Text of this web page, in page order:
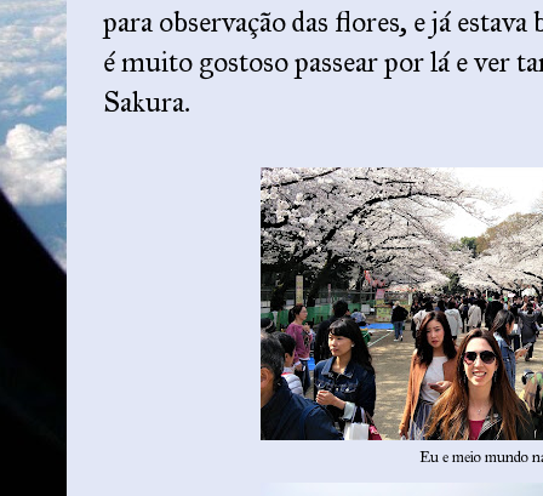
para observação das flores, e já
é muito gostoso passear por lá e ver
Sakura.
Eu e meio mundo